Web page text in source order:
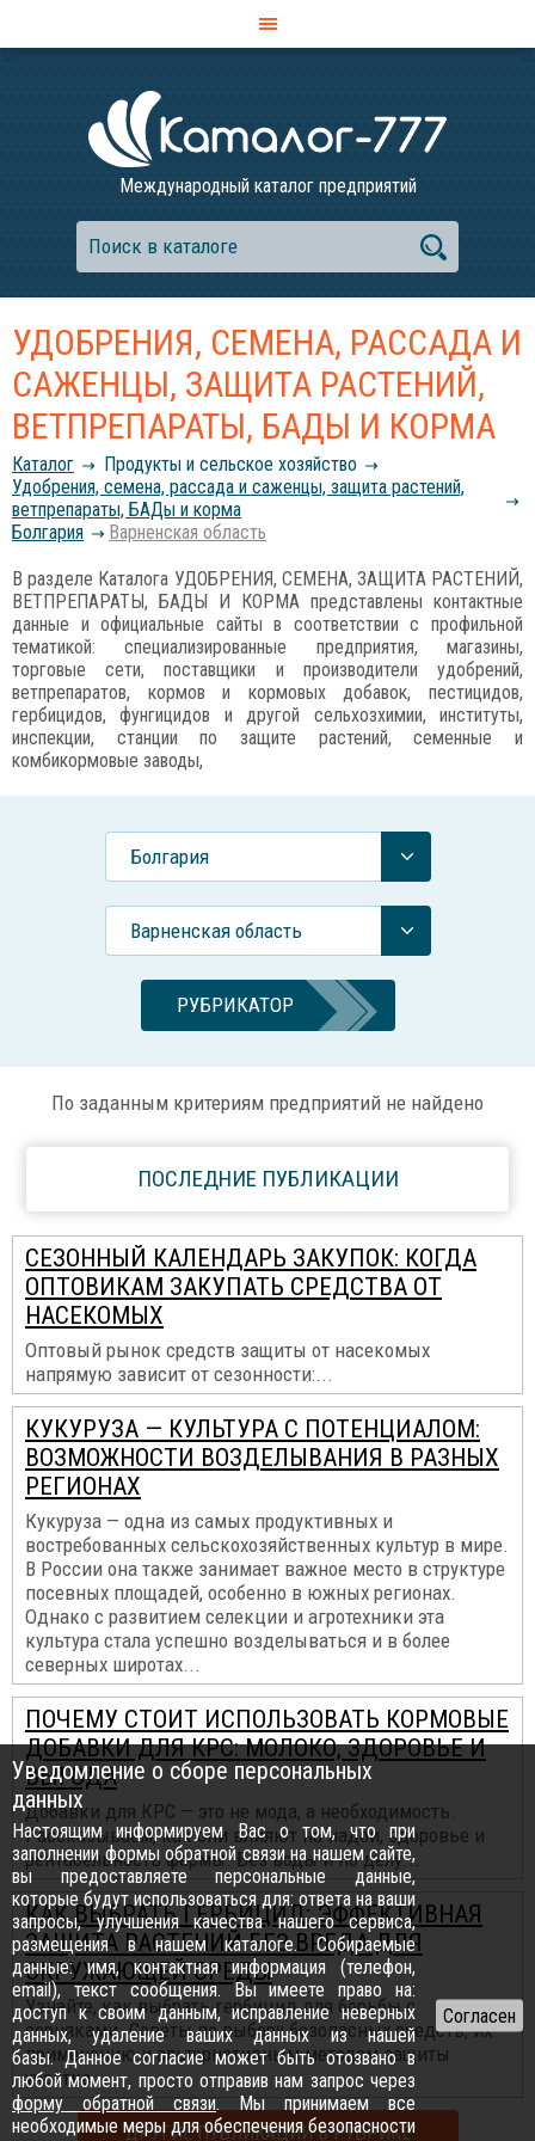
Международный каталог предприятий
УДОБРЕНИЯ, СЕМЕНА, РАССАДА И
САЖЕНЦЫ, ЗАЩИТА РАСТЕНИЙ,
ВЕТПРЕПАРАТЫ, БАДЫ И КОРМА
Каталог
Продукты и сельское хозяйство
Удобрения, семена, рассада и саженцы, защита растений,
ветпрепараты, БАДы и корма
Болгария
Варненская область
В разделе Каталога УДОБРЕНИЯ, СЕМЕНА, ЗАЩИТА РАСТЕНИЙ,
ВЕТПРЕПАРАТЫ, БАДЫ И КОРМА представлены контактные
данные и официальные сайты в соответствии с профильной
тематикой: специализированные предприятия, магазины,
торговые сети, поставщики и производители удобрений,
ветпрепаратов, кормов и кормовых добавок, пестицидов,
гербицидов, фунгицидов и другой сельхозхимии, институты,
инспекции, станции по защите растений, семенные и
комбикормовые заводы,
Болгария
Варненская область
РУБРИКАТОР
По заданным критериям предприятий не найдено
ПОСЛЕДНИЕ ПУБЛИКАЦИИ
СЕЗОННЫЙ КАЛЕНДАРЬ ЗАКУПОК: КОГДА
ОПТОВИКАМ ЗАКУПАТЬ СРЕДСТВА ОТ
НАСЕКОМЫХ
Оптовый рынок средств защиты от насекомых
напрямую зависит от сезонности:...
КУКУРУЗА — КУЛЬТУРА С ПОТЕНЦИАЛОМ:
ВОЗМОЖНОСТИ ВОЗДЕЛЫВАНИЯ В РАЗНЫХ
РЕГИОНАХ
Кукуруза — одна из самых продуктивных и
востребованных сельскохозяйственных культур в мире.
В России она также занимает важное место в структуре
посевных площадей, особенно в южных регионах.
Однако с развитием селекции и агротехники эта
культура стала успешно возделываться и в более
северных широтах...
ПОЧЕМУ СТОИТ ИСПОЛЬЗОВАТЬ КОРМОВЫЕ
ДОБАВКИ ДЛЯ КРС: МОЛОКО, ЗДОРОВЬЕ И
ВЫГОДА
Добавки для КРС — это не мода, а необходимость.
Рассказываем, как они влияют на надои, здоровье и
рентабельность фермы. Без воды и по делу...
КАК ВЫБРАТЬ ГЕРБИЦИД: ЭФФЕКТИВНАЯ
ЗАЩИТА РАСТЕНИЙ БЕЗ ВРЕДА ДЛЯ
ОКРУЖАЮЩЕЙ СРЕДЫ
Узнайте, как выбрать гербицид для борьбы с
сорняками. Советы по выбору безопасных средств, их
применению и альтернативным методам защиты
участка...
ДРУГИЕ ПУБЛИКАЦИИ В РУБРИКЕ
Уведомление о сборе персональных
данных
Настоящим информируем Вас о том, что при
заполнении формы обратной связи на нашем сайте,
вы предоставляете персональные данные,
которые будут использоваться для: ответа на ваши
запросы, улучшения качества нашего сервиса,
размещения в нашем каталоге. Собираемые
данные: имя, контактная информация (телефон,
email), текст сообщения. Вы имеете право на:
доступ к своим данным, исправление неверных
данных, удаление ваших данных из нашей
базы. Данное согласие может быть отозвано в
любой момент, просто отправив нам запрос через
форму обратной связи. Мы принимаем все
необходимые меры для обеспечения безопасности